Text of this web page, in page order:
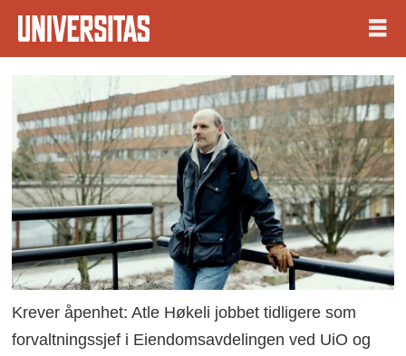
Krever åpenhet: Atle Høkeli jobbet tidligere som
forvaltningssjef i Eiendomsavdelingen ved UiO og